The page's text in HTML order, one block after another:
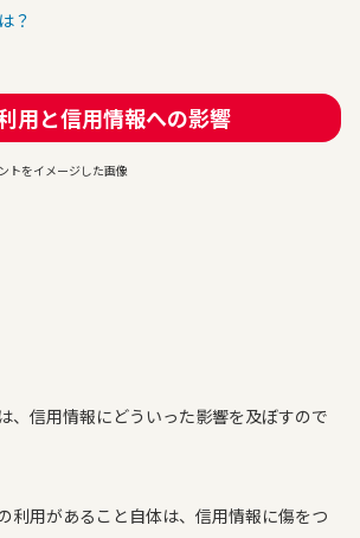
？
用と信用情報への影響
、信用情報にどういった影響を及ぼすので
利用があること自体は、信用情報に傷をつ